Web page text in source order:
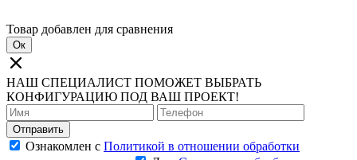
Товар добавлен для сравнения
Ок
НАШ СПЕЦИАЛИСТ ПОМОЖЕТ ВЫБРАТЬ
КОНФИГУРАЦИЮ ПОД ВАШ ПРОЕКТ!
Отправить
Ознакомлен с Политикой в отношении обработки